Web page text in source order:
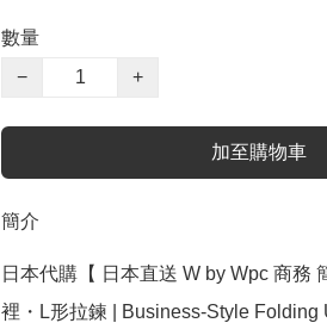
數量
−
+
加至購物車
簡介
日本代購【 日本直送 W by Wpc 商務
裡・L形拉鍊 | Business‑Style Folding